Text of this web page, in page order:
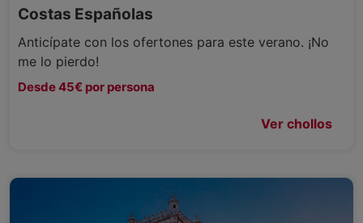
Costas Españolas
Anticípate con los ofertones para este verano. ¡No
me lo pierdo!
Desde 45€ por persona
Ver chollos